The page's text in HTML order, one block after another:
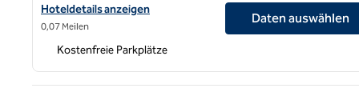
Hoteldetails für das National Hotel Jackson, Tapestry Collection
Hoteldetails anzeigen
0,07 Meilen
Daten auswählen
Kostenfreie Parkplätze